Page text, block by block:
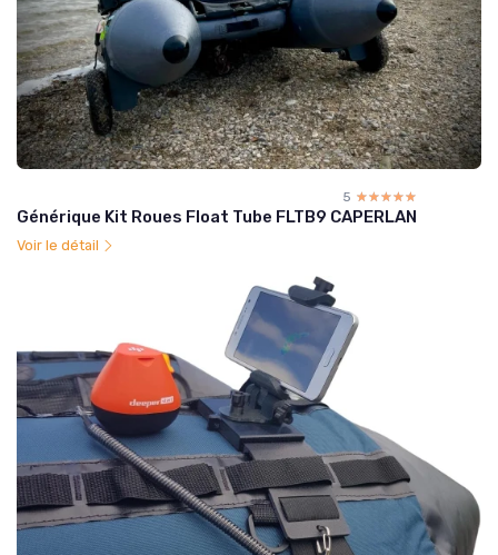
5 ☆☆☆☆☆
★★★★★
Générique Kit Roues Float Tube FLTB9 CAPERLAN
Voir le détail